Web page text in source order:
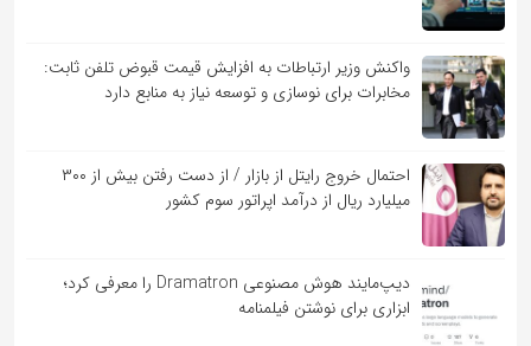
واکنش وزیر ارتباطات به افزایش قیمت قبوض تلفن ثابت:
مخابرات برای نوسازی و توسعه نیاز به منابع دارد
احتمال خروج رایتل از بازار / از دست رفتن بیش از ۳۰۰
میلیارد ریال از درآمد اپراتور سوم کشور
دیپ‌مایند هوش مصنوعی Dramatron را معرفی کرد؛
ابزاری برای نوشتن فیلمنامه